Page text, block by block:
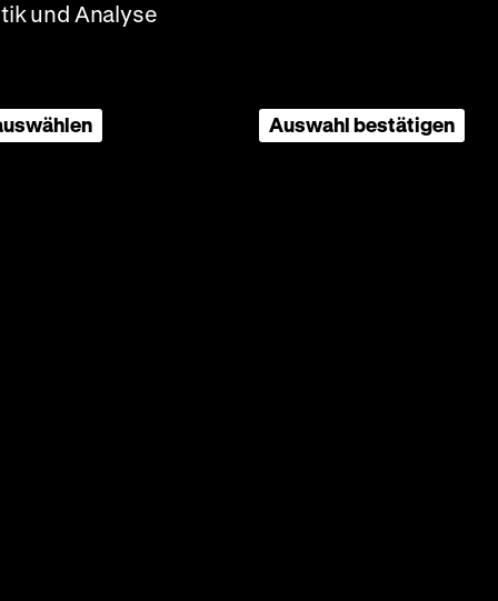
und Analyse
Auswahl bestätigen